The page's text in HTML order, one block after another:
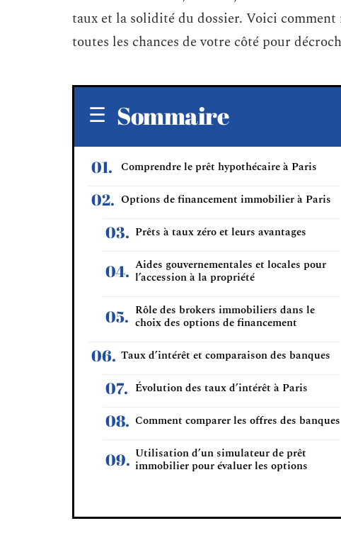
taux et la solidité du dossier. Voici comment
toutes les chances de votre côté pour
Sommaire
Comprendre le prêt hypothécaire à Paris
Options de financement immobilier à Paris
Prêts à taux zéro et leurs avantages
Aides gouvernementales et locales pour
l’accession à la propriété
Rôle des brokers immobiliers dans le
choix des options de financement
Taux d’intérêt et comparaison des banques
Évolution des taux d’intérêt à Paris
Comment comparer les offres des banques
Utilisation d’un simulateur de prêt
immobilier pour évaluer les options